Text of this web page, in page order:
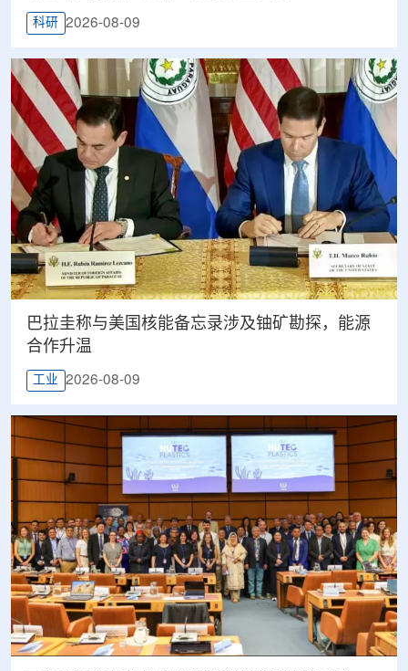
科研 2026-08-09
巴拉圭称与美国核能备忘录涉及铀矿勘探，能源
合作升温
工业 2026-08-09